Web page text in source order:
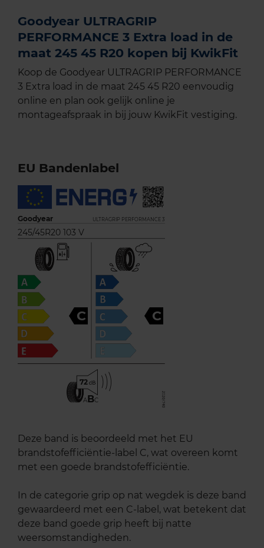
Goodyear ULTRAGRIP
PERFORMANCE 3 Extra load in de
maat 245 45 R20 kopen bij KwikFit
Koop de Goodyear ULTRAGRIP PERFORMANCE
3 Extra load in de maat 245 45 R20 eenvoudig
online en plan ook gelijk online je
montageafspraak in bij jouw KwikFit vestiging.
EU Bandenlabel
Goodyear ULTRAGRIP PERFORMANCE 3
245/45R20 103 V
C C
72
ABC
Deze band is beoordeeld met het EU
brandstofefficiëntie-label C, wat overeen komt
met een goede brandstofefficiëntie.
In de categorie grip op nat wegdek is deze band
gewaardeerd met een C-label, wat betekent dat
deze band goede grip heeft bij natte
weersomstandigheden.